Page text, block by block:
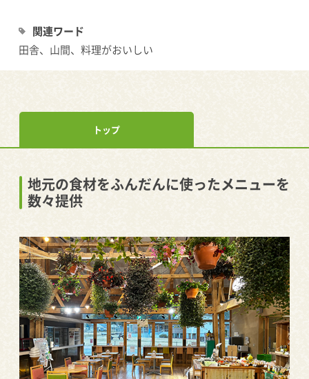
関連ワード
田舎、山間、料理がおいしい
トップ
地元の食材をふんだんに使ったメニューを
数々提供